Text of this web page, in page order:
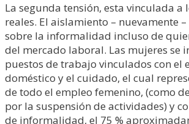
La segunda tensión, esta vinculada a
reales. El aislamiento – nuevamente
sobre la informalidad incluso de
del mercado laboral. Las mujeres se
puestos de trabajo vinculados con el
doméstico y el cuidado, el cual
de todo el empleo femenino, (como
por la suspensión de actividades) y
de informalidad, el 75 %